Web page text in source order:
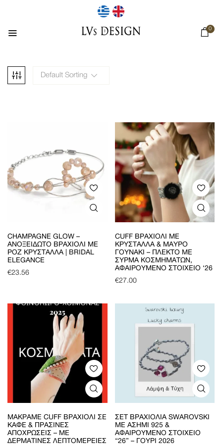
0
Default Sorting
CHAMPAGNE GLOW –
ΑΝΟΞΕΊΔΩΤΟ ΒΡΑΧΙΌΛΙ ΜΕ
ΡΟΖ ΚΡΎΣΤΑΛΛΑ | BRIDAL
ELEGANCE
€23.56
CUFF ΒΡΑΧΙΌΛΙ ΜΕ
ΚΡΎΣΤΑΛΛΑ & ΜΑΎΡΟ
ΓΟΥΝΆΚΙ – ΠΛΕΚΤΌ ΜΕ
ΣΎΡΜΑ ΚΟΣΜΗΜΆΤΩΝ,
ΑΦΑΙΡΟΎΜΕΝΟ ΣΤΟΙΧΕΊΟ ‘26
€27.00
ΜΑΚΡΑΜΈ CUFF ΒΡΑΧΙΌΛΙ ΣΕ
ΚΑΦΈ & ΠΡΆΣΙΝΕΣ
ΑΠΟΧΡΏΣΕΙΣ – ΜΕ
ΔΕΡΜΆΤΙΝΕΣ ΛΕΠΤΟΜΈΡΕΙΕΣ
ΣΕΤ ΒΡΑΧΙΌΛΙΑ SWAROVSKI
ΜΕ ΑΣΉΜΙ 925 &
ΑΦΑΙΡΟΎΜΕΝΟ ΣΤΟΙΧΕΊΟ
“26” – ΓΟΎΡΙ 2026